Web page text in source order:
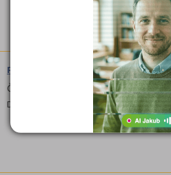
Public Relations (6841N007)
Čeština
Dálkové